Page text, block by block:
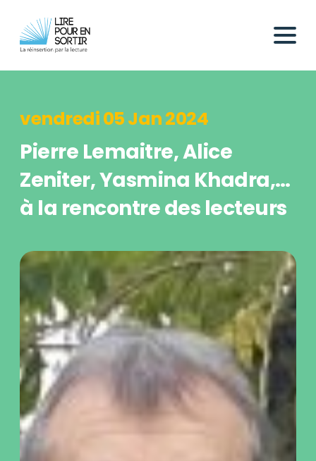
vendredi 05 Jan 2024
Pierre Lemaitre, Alice
Zeniter, Yasmina Khadra,…
à la rencontre des lecteurs